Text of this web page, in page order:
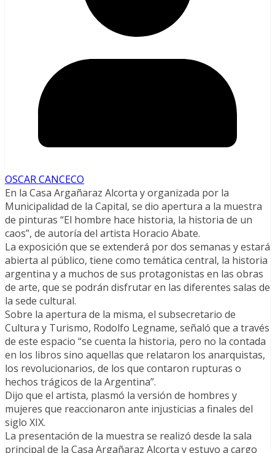
OSCAR CANCECO
En la Casa Argañaraz Alcorta y organizada por la
Municipalidad de la Capital, se dio apertura a la muestra
de pinturas “El hombre hace historia, la historia de un
caos”, de autoría del artista Horacio Abate.
La exposición que se extenderá por dos semanas y estará
abierta al público, tiene como temática central, la historia
argentina y a muchos de sus protagonistas en las obras
de arte, que se podrán disfrutar en las diferentes salas de
la sede cultural.
Sobre la apertura de la misma, el subsecretario de
Cultura y Turismo, Rodolfo Legname, señaló que a través
de este espacio “se cuenta la historia, pero no la contada
en los libros sino aquellas que relataron los anarquistas,
los revolucionarios, de los que contaron rupturas o
hechos trágicos de la Argentina”.
Dijo que el artista, plasmó la versión de hombres y
mujeres que reaccionaron ante injusticias a finales del
siglo XIX.
La presentación de la muestra se realizó desde la sala
principal de la Casa Argañaraz Alcorta y estuvo a cargo